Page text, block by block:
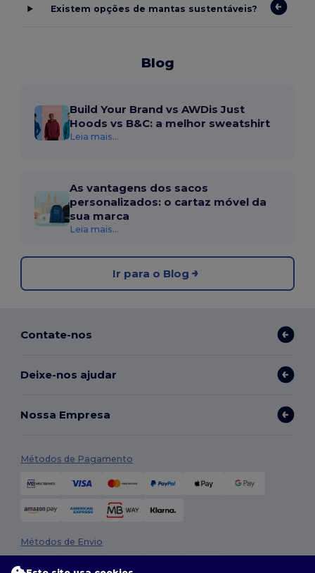
Existem opções de mantas sustentáveis?
Blog
Build Your Brand vs AWDis Just
Hoods vs B&C: a melhor sweatshirt
Leia mais...
As vantagens dos sacos
personalizados: o cartaz móvel da
sua marca
Leia mais...
Ir para o Blog
Contate-nos
Deixe-nos ajudar
Nossa Empresa
Métodos de Pagamento
Métodos de Envio